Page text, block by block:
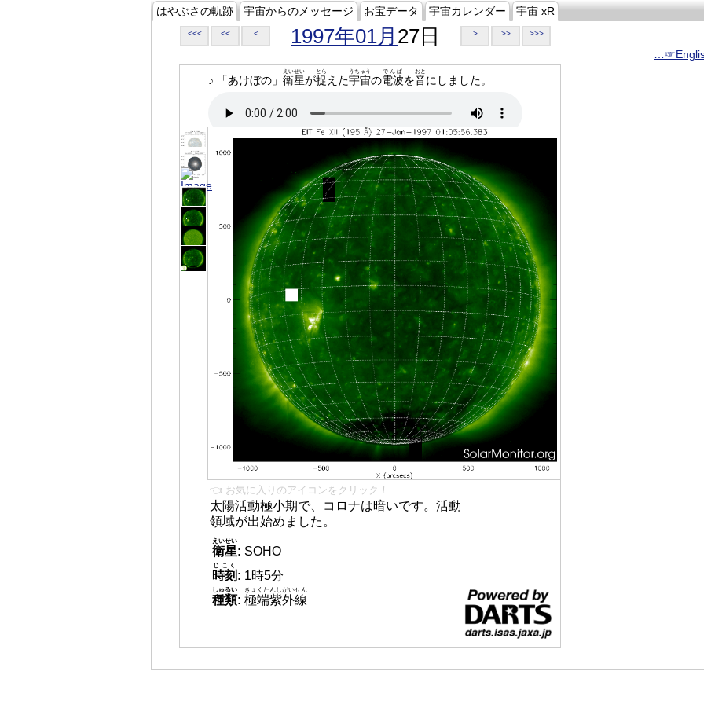
はやぶさの軌跡 宇宙からのメッセージ お宝データ 宇宙カレンダー 宇宙 xR
<<< << < 1997年01月 27日 > >> >>>
♪ 「あけぼの」 衛星
えいせい
が捉
とら
えた宇宙
うちゅう
の電波
でんぱ
を音
おと
にしました。
👈 お気に入りのアイコンをクリック！
太陽活動極小期で、コロナは暗いです。活動
領域が出始めました。
衛星
えいせい
: SOHO
時刻
じこく
: 1時5分
種類
しゅるい
: 極端紫外線
きょくたんしがいせん